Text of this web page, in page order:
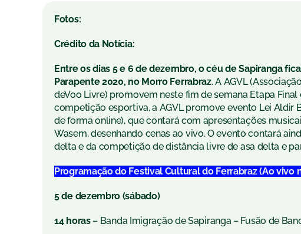
Fotos:
Crédito da Notícia:
Entre os dias 5 e 6 de dezembro, o céu de Sapiranga
Parapente 2020, no Morro Ferrabraz. A AGVL
deVoo Livre) promovem neste fim de semana Etapa
competição esportiva, a AGVL promove evento Lei Aldir
de forma online), que contará com apresentações
Wasem, desenhando cenas ao vivo. O evento contará
delta e da competição de distância livre de asa delta e
Programação do Festival Cultural do Ferrabraz (Ao
5 de dezembro (sábado)
14 horas– Banda Imigração de Sapiranga – Fusão de